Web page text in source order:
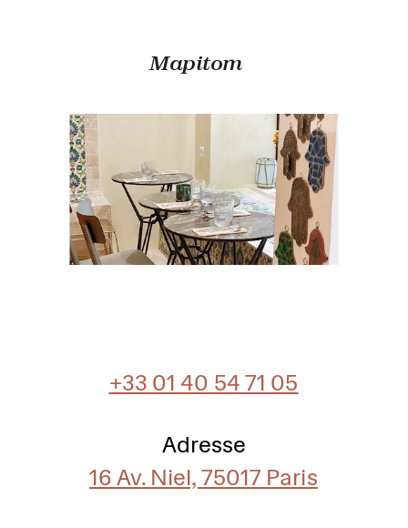
Mapitom
+33 01 40 54 71 05
Adresse
16 Av. Niel, 75017 Paris